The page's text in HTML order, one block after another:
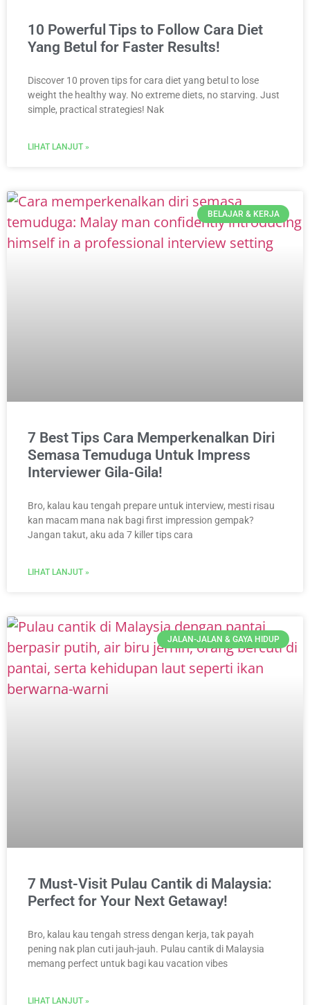
10 Powerful Tips to Follow Cara Diet
Yang Betul for Faster Results!
Discover 10 proven tips for cara diet yang betul to lose
weight the healthy way. No extreme diets, no starving. Just
simple, practical strategies! Nak
LIHAT LANJUT »
BELAJAR & KERJA
7 Best Tips Cara Memperkenalkan Diri
Semasa Temuduga Untuk Impress
Interviewer Gila-Gila!
Bro, kalau kau tengah prepare untuk interview, mesti risau
kan macam mana nak bagi first impression gempak?
Jangan takut, aku ada 7 killer tips cara
LIHAT LANJUT »
JALAN-JALAN & GAYA HIDUP
7 Must-Visit Pulau Cantik di Malaysia:
Perfect for Your Next Getaway!
Bro, kalau kau tengah stress dengan kerja, tak payah
pening nak plan cuti jauh-jauh. Pulau cantik di Malaysia
memang perfect untuk bagi kau vacation vibes
LIHAT LANJUT »